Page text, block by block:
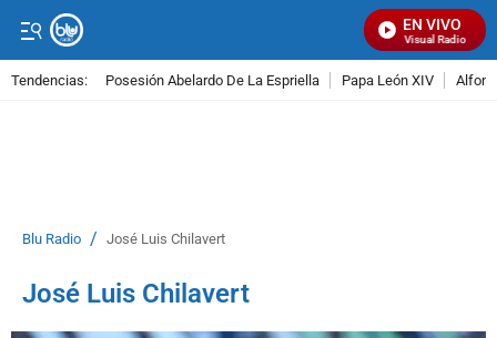
EN VIVO
Señal Visual Radio
Tendencias: Posesión Abelardo De La Espriella Papa León XIV
Blu Radio / José Luis Chilavert
José Luis Chilavert